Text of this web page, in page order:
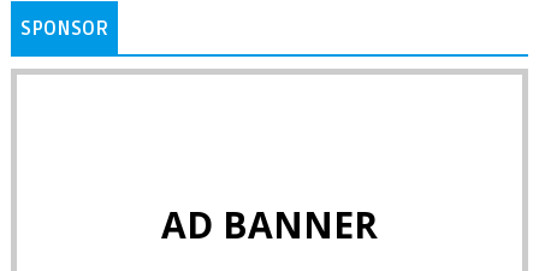
SPONSOR
AD BANNER